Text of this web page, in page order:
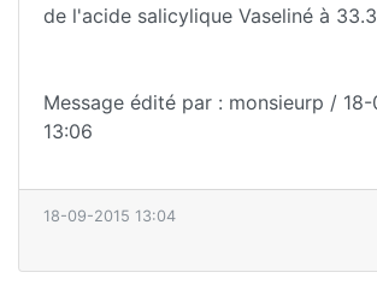
de l'acide salicylique Vaseliné à
Message édité par : monsieurp /
13:06
18-09-2015 13:04